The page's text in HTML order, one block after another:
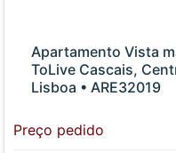
Apartamento Vista
ToLive Cascais,
Lisboa • ARE32019
Preço pedido